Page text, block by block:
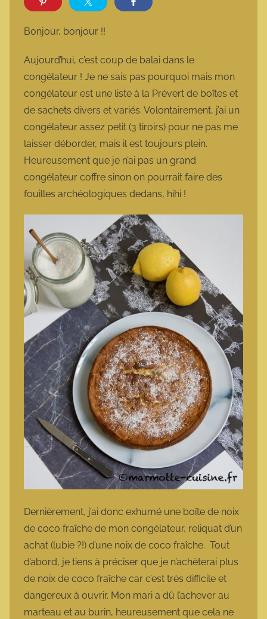
o
t
t
e
Bonjour, bonjour !!
Aujourd’hui, c’est coup de balai dans le
congélateur ! Je ne sais pas pourquoi mais mon
congélateur est une liste à la Prévert de boîtes et
de sachets divers et variés. Volontairement, j’ai un
congélateur assez petit (3 tiroirs) pour ne pas me
laisser déborder, mais il est toujours plein.
Heureusement que je n’ai pas un grand
congélateur coffre sinon on pourrait faire des
fouilles archéologiques dedans, hihi !
Dernièrement, j’ai donc exhumé une boîte de noix
de coco fraîche de mon congélateur, reliquat d’un
achat (lubie ?!) d’une noix de coco fraîche. Tout
d’abord, je tiens à préciser que je n’achèterai plus
de noix de coco fraîche car c’est très difficile et
dangereux à ouvrir. Mon mari a dû l’achever au
marteau et au burin, heureusement que cela ne